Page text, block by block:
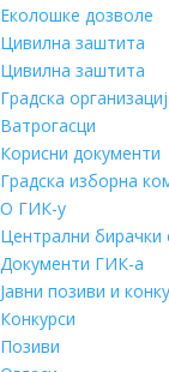
Еколошке дозволе
Цивилна заштита
Цивилна заштита
Градска
Ватрогасци
Корисни документи
Градска изборна
О ГИК-у
Централни бирачки
Документи ГИК-а
Јавни позиви и
Конкурси
Позиви